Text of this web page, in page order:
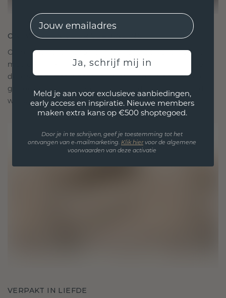
ONTWORPEN VOOR VERBINDING
Onze ontwerpfilosofie is gericht op verbinding,
met elk stuk ontworpen om de tand des tijds te
doorstaan. Het wordt jouw symbool van liefde en
gekoesterde momenten, bedoeld om voor altijd te
worden gedragen en gekoesterd.
VERPAKT IN LIEFDE
EMail
Ja, schrijf mij in
Meld je aan voor exclusieve aanbiedingen,
early access en inspiratie. Nieuwe members
maken extra kans op €500 shoptegoed.
Door je in te schrijven, geef je toestemming tot het
ontvangen van e-mailmarketing. Klik hiervoor de algemene
voorwaarden van deze activatie